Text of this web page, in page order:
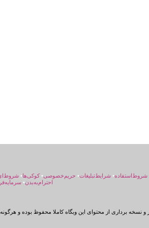
شروط‌استفاده• شرایط‌تبلیغات• حریم‌خصوصی•کوکی‌ها•
احترام‌به‌بدن•
برداری از محتوای این وبگاه کاملا محفوظ بوده و